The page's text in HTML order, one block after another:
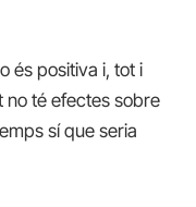
és positiva i, tot i
no té efectes sobre
sí que seria